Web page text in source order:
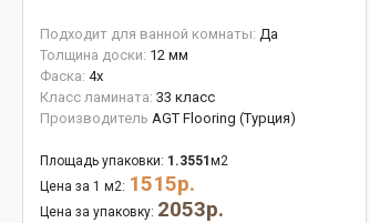
Подходит для ванной комнаты: Да
Толщина доски: 12 мм
Фаска: 4x
Класс ламината: 33 класс
Производитель AGT Flooring (Турция)
Площадь упаковки: 1.3551 м2
Цена за 1 м2: 1515р.
Цена за упаковку: 2053р.